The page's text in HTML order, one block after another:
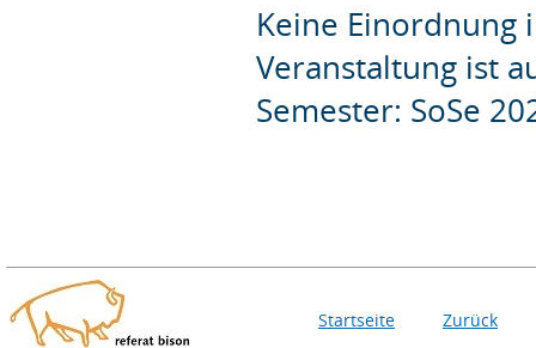
Keine Einordnung
Veranstaltung ist
Semester: SoSe
Startseite Zurück